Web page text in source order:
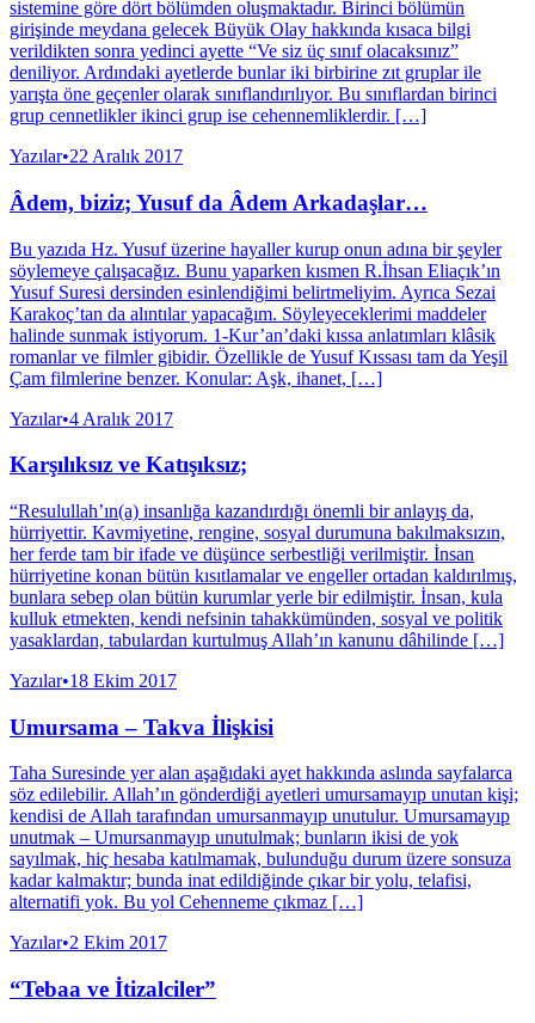
sistemine göre dört bölümden oluşmaktadır. Birinci bölümün
girişinde meydana gelecek Büyük Olay hakkında kısaca bilgi
verildikten sonra yedinci ayette “Ve siz üç sınıf olacaksınız”
deniliyor. Ardındaki ayetlerde bunlar iki birbirine zıt gruplar ile
yarışta öne geçenler olarak sınıflandırılıyor. Bu sınıflardan birinci
grup cennetlikler ikinci grup ise cehennemliklerdir. […]
Yazılar•22 Aralık 2017
Âdem, biziz; Yusuf da Âdem Arkadaşlar…
Bu yazıda Hz. Yusuf üzerine hayaller kurup onun adına bir şeyler
söylemeye çalışacağız. Bunu yaparken kısmen R.İhsan Eliaçık’ın
Yusuf Suresi dersinden esinlendiğimi belirtmeliyim. Ayrıca Sezai
Karakoç’tan da alıntılar yapacağım. Söyleyeceklerimi maddeler
halinde sunmak istiyorum. 1-Kur’an’daki kıssa anlatımları klâsik
romanlar ve filmler gibidir. Özellikle de Yusuf Kıssası tam da Yeşil
Çam filmlerine benzer. Konular: Aşk, ihanet, […]
Yazılar•4 Aralık 2017
Karşılıksız ve Katışıksız;
“Resulullah’ın(a) insanlığa kazandırdığı önemli bir anlayış da,
hürriyettir. Kavmiyetine, rengine, sosyal durumuna bakılmaksızın,
her ferde tam bir ifade ve düşünce serbestliği verilmiştir. İnsan
hürriyetine konan bütün kısıtlamalar ve engeller ortadan kaldırılmış,
bunlara sebep olan bütün kurumlar yerle bir edilmiştir. İnsan, kula
kulluk etmekten, kendi nefsinin tahakkümünden, sosyal ve politik
yasaklardan, tabulardan kurtulmuş Allah’ın kanunu dâhilinde […]
Yazılar•18 Ekim 2017
Umursama – Takva İlişkisi
Taha Suresinde yer alan aşağıdaki ayet hakkında aslında sayfalarca
söz edilebilir. Allah’ın gönderdiği ayetleri umursamayıp unutan kişi;
kendisi de Allah tarafından umursanmayıp unutulur. Umursamayıp
unutmak – Umursanmayıp unutulmak; bunların ikisi de yok
sayılmak, hiç hesaba katılmamak, bulunduğu durum üzere sonsuza
kadar kalmaktır; bunda inat edildiğinde çıkar bir yolu, telafisi,
alternatifi yok. Bu yol Cehenneme çıkmaz […]
Yazılar•2 Ekim 2017
“Tebaa ve İtizalciler”